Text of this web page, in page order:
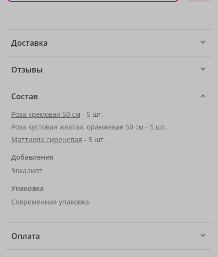
Доставка
Отзывы
Состав
Роза кремовая 50 см - 5 шт.
Роза кустовая желтая, оранжевая 50 см - 5 шт.
Маттиола сиреневая - 5 шт.
Добавления
Эвкалипт
Упаковка
Современная упаковка
Оплата